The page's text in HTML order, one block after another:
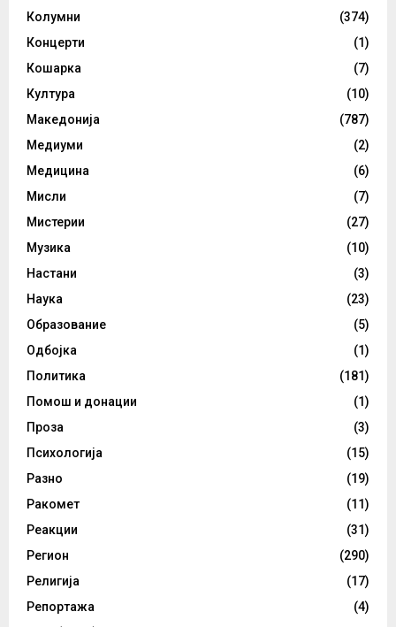
Колумни
(374)
Концерти
(1)
Кошарка
(7)
Култура
(10)
Македонија
(787)
Медиуми
(2)
Медицина
(6)
Мисли
(7)
Мистерии
(27)
Музика
(10)
Настани
(3)
Наука
(23)
Образование
(5)
Одбојка
(1)
Политика
(181)
Помош и донации
(1)
Проза
(3)
Психологија
(15)
Разно
(19)
Ракомет
(11)
Реакции
(31)
Регион
(290)
Религија
(17)
Репортажа
(4)